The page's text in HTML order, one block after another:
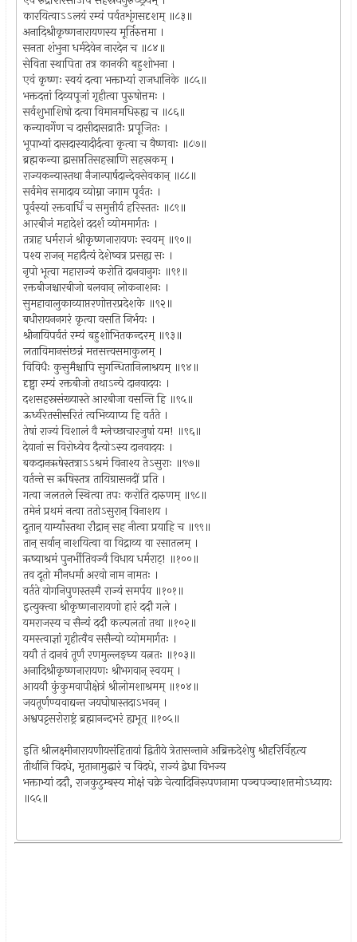
कारयित्वाऽऽलयं रम्यं पर्वतशृंगसदृशम् ॥८३॥
अनादिश्रीकृष्णनारायणस्य मूर्तिरुत्तमा ।
सनता शंभुना धर्मदेवेन नारदेन च ॥८४॥
सेविता स्थापिता तत्र कानकी बहुशोभना ।
एवं कृष्णः स्वयं दत्वा भक्ताभ्यां राजधानिके ॥८५॥
भक्तदत्तां दिव्यपूजां गृहीत्वा पुरुषोत्तमः ।
सर्वशुभाशिषो दत्वा विमानमधिरुह्य च ॥८६॥
कन्यावर्गेण च दासीदासव्रातैः प्रपूजितः ।
भूपाभ्यां दासदास्यादीर्दत्वा कृत्वा च वैष्णवाः ॥८७॥
ब्रह्मकन्या द्वासप्ततिसहस्राणि सहस्रकम् ।
राज्यकन्यास्तथा नैजान्पार्षदान्देवसेवकान् ॥८८॥
सर्वमेव समादाय व्योम्ना जगाम पूर्वतः ।
पूर्वस्यां रक्तवार्धिं च समुत्तीर्य हरिस्ततः ॥८९॥
आरबीजं महादेशं ददर्श व्योममार्गतः ।
तत्राह धर्मराजं श्रीकृष्णनारायणः स्वयम् ॥९०॥
पश्य राजन् महादैत्यं देशेष्वत्र प्रसह्य सः ।
नृपो भूत्वा महाराज्यं करोति दानवानुगः ॥९१॥
रक्तबीजश्चारबीजो बलवान् लोकनाशनः ।
सुमहावालुकाव्याप्तरणोत्तरप्रदेशके ॥९२॥
बधीरायननगरं कृत्वा वसति निर्भयः ।
श्रीनायिपर्वतं रम्यं बहुशोभितकन्दरम् ॥९३॥
लताविमानसंछन्नं मत्तसत्त्वसमाकुलम् ।
विविधैः कुसुमैश्चापि सुगन्धितानिलाश्रयम् ॥९४॥
दृष्ट्वा रम्यं रक्तबीजो तथाऽन्ये दानवादयः ।
दशसहस्रसंख्यास्ते आरबीजा वसन्ति हि ॥९५॥
ऊर्ध्वरेतसीसरितं त्वभिव्याप्य हि वर्तते ।
तेषां राज्यं विशालं वै म्लेच्छाचारजुषां यम! ॥९६॥
देवानां स विरोध्येव दैत्योऽस्य दानवादयः ।
बकदानऋषेस्तत्राऽऽश्रमं विनाश्य तेऽसुराः ॥९७॥
वर्तन्ते स ऋषिस्तत्र तायिग्रासनदीं प्रति ।
गत्वा जलतले स्थित्वा तपः करोति दारुणम् ॥९८॥
तमेनं प्रथमं नत्वा ततोऽसुरान् विनाशय ।
दूतान् याम्याँस्तथा रौद्रान् सह नीत्वा प्रयाहि च ॥९९॥
तान् सर्वान् नाशयित्वा वा विद्राव्य वा रसातलम् ।
ऋष्याश्रमं पुनर्भीतिवर्ज्यं विधाय धर्मराट्! ॥१००॥
तव दूतो मौनधर्मा अरवो नाम नामतः ।
वर्तते योगनिपुणस्तस्मै राज्यं समर्पय ॥१०१॥
इत्युक्त्वा श्रीकृष्णनारायणो हारं ददौ गले ।
यमराजस्य च सैन्यं ददौ कल्पलतां तथा ॥१०२॥
यमस्त्वाज्ञां गृहीत्वैव ससैन्यो व्योममार्गतः ।
ययौ तं दानवं तूर्णं रणमुल्लङ्घ्य यत्नतः ॥१०३॥
अनादिश्रीकृष्णनारायणः श्रीभगवान् स्वयम् ।
आययौ कुंकुमवापीक्षेत्रं श्रीलोमशाश्रमम् ॥१०४॥
जयतूर्णण्यवाद्यन्त जयघोषास्तदाऽभवन् ।
अश्वपट्टसरोराष्ट्रं ब्रह्मानन्दभरं ह्यभूत् ॥१०५॥
इति श्रीलक्ष्मीनारायणीयसंहितायां द्वितीये त्रेतासन्ताने अब्रिक्तदेशेषु श्रीहरिर्विहृत्य
तीर्थानि विदधे, मृतानामुद्धारं च विदधे, राज्यं द्वेधा विभज्य
भक्ताभ्यां ददौ, राजकुटुम्बस्य मोक्षं चक्रे चेत्यादिनिरूपणनामा पञ्चपञ्चाशत्तमोऽध्यायः
॥५५॥